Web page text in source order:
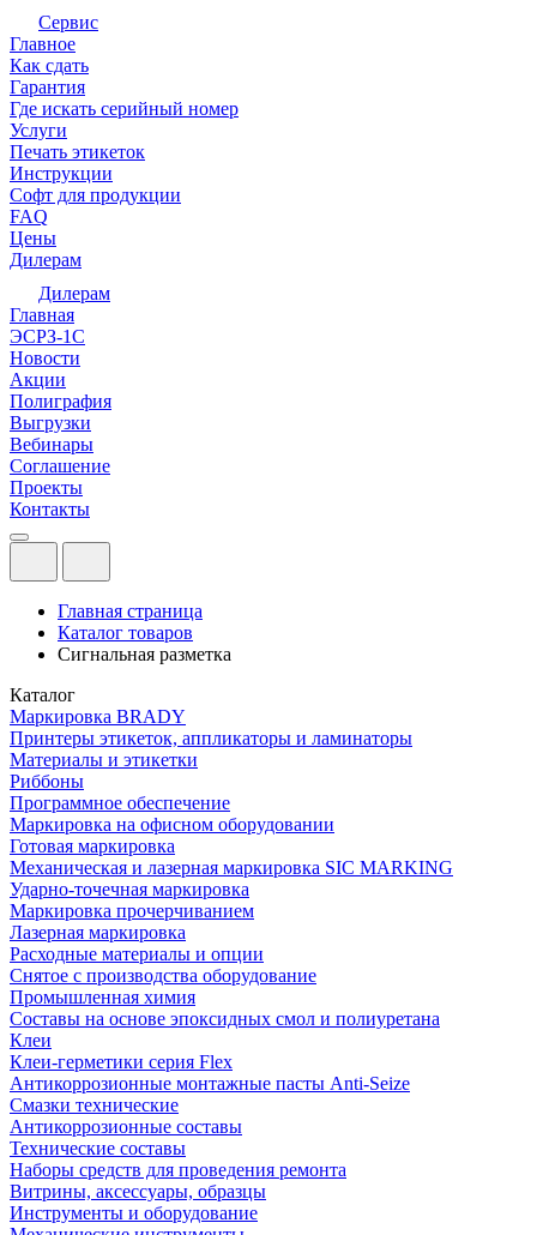
Сервис
Главное
Как сдать
Гарантия
Где искать серийный номер
Услуги
Печать этикеток
Инструкции
Софт для продукции
FAQ
Цены
Дилерам
Дилерам
Главная
ЭСРЗ-1С
Новости
Акции
Полиграфия
Выгрузки
Вебинары
Соглашение
Проекты
Контакты
Главная страница
Каталог товаров
Сигнальная разметка
Каталог
Маркировка BRADY
Принтеры этикеток, аппликаторы и ламинаторы
Материалы и этикетки
Риббоны
Программное обеспечение
Маркировка на офисном оборудовании
Готовая маркировка
Механическая и лазерная маркировка SIC MARKING
Ударно-точечная маркировка
Маркировка прочерчиванием
Лазерная маркировка
Расходные материалы и опции
Снятое с производства оборудование
Промышленная химия
Составы на основе эпоксидных смол и полиуретана
Клеи
Клеи-герметики серия Flex
Антикоррозионные монтажные пасты Anti-Seize
Смазки технические
Антикоррозионные составы
Технические составы
Наборы средств для проведения ремонта
Витрины, аксессуары, образцы
Инструменты и оборудование